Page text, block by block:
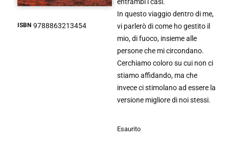
ISBN 9788863213454
entrambi i casi.
In questo viaggio dentro di me,
vi parlerò di come ho gestito il
mio, di fuoco, insieme alle
persone che mi circondano.
Cerchiamo coloro su cui non ci
stiamo affidando, ma che
invece ci stimolano ad essere la
versione migliore di noi stessi.
Esaurito